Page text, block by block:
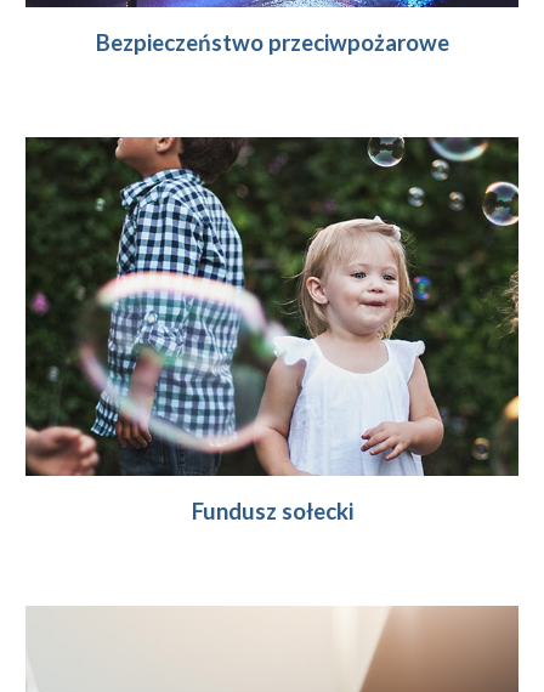
Bezpieczeństwo przeciwpożarowe
Fundusz sołecki